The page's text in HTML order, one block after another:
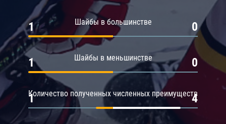
Шайбы в большинстве
1 0
Шайбы в меньшинстве
1 0
Количество полученных численных преимуществ
1 4